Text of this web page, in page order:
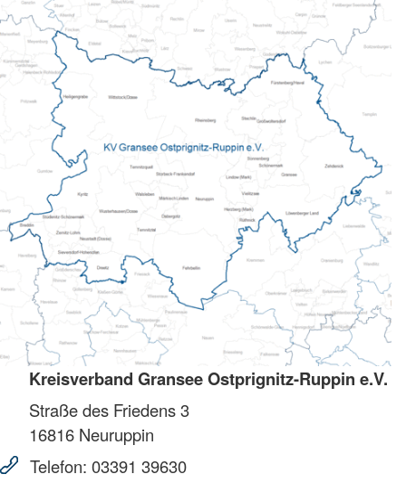
Kreisverband Gransee Ostprignitz-Ruppin e.V.
Straße des Friedens 3
16816 Neuruppin
Telefon: 03391 39630